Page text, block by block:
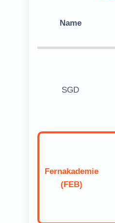
Name
SGD
Fernakademie
(FEB)